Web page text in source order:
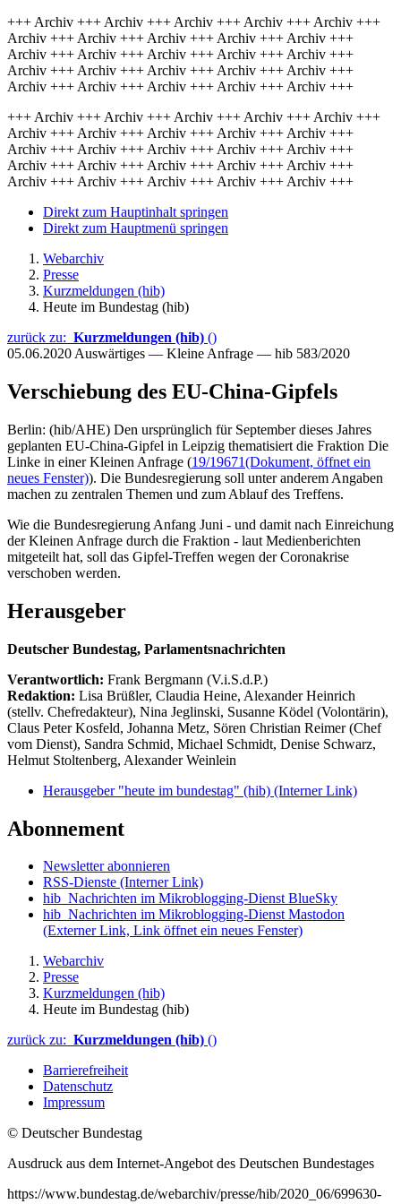
+++ Archiv +++ Archiv +++ Archiv +++ Archiv +++ Archiv +++
Archiv +++ Archiv +++ Archiv +++ Archiv +++ Archiv +++
Archiv +++ Archiv +++ Archiv +++ Archiv +++ Archiv +++
Archiv +++ Archiv +++ Archiv +++ Archiv +++ Archiv +++
Archiv +++ Archiv +++ Archiv +++ Archiv +++ Archiv +++
+++ Archiv +++ Archiv +++ Archiv +++ Archiv +++ Archiv +++
Archiv +++ Archiv +++ Archiv +++ Archiv +++ Archiv +++
Archiv +++ Archiv +++ Archiv +++ Archiv +++ Archiv +++
Archiv +++ Archiv +++ Archiv +++ Archiv +++ Archiv +++
Archiv +++ Archiv +++ Archiv +++ Archiv +++ Archiv +++
Direkt zum Hauptinhalt springen
Direkt zum Hauptmenü springen
Webarchiv
Presse
Kurzmeldungen (hib)
Heute im Bundestag (hib)
zurück zu: Kurzmeldungen (hib) ()
05.06.2020 Auswärtiges — Kleine Anfrage — hib 583/2020
Verschiebung des EU-China-Gipfels
Berlin: (hib/AHE) Den ursprünglich für September dieses Jahres
geplanten EU-China-Gipfel in Leipzig thematisiert die Fraktion Die
Linke in einer Kleinen Anfrage (19/19671(Dokument, öffnet ein
neues Fenster)). Die Bundesregierung soll unter anderem Angaben
machen zu zentralen Themen und zum Ablauf des Treffens.
Wie die Bundesregierung Anfang Juni - und damit nach Einreichung
der Kleinen Anfrage durch die Fraktion - laut Medienberichten
mitgeteilt hat, soll das Gipfel-Treffen wegen der Coronakrise
verschoben werden.
Herausgeber
Deutscher Bundestag, Parlamentsnachrichten
Verantwortlich: Frank Bergmann (V.i.S.d.P.)
Redaktion: Lisa Brüßler, Claudia Heine, Alexander Heinrich
(stellv. Chefredakteur), Nina Jeglinski, Susanne Ködel (Volontärin),
Claus Peter Kosfeld, Johanna Metz, Sören Christian Reimer (Chef
vom Dienst), Sandra Schmid, Michael Schmidt, Denise Schwarz,
Helmut Stoltenberg, Alexander Weinlein
Herausgeber "heute im bundestag" (hib) (Interner Link)
Abonnement
Newsletter abonnieren
RSS-Dienste (Interner Link)
hib_Nachrichten im Mikroblogging-Dienst BlueSky
hib_Nachrichten im Mikroblogging-Dienst Mastodon
(Externer Link, Link öffnet ein neues Fenster)
Webarchiv
Presse
Kurzmeldungen (hib)
Heute im Bundestag (hib)
zurück zu: Kurzmeldungen (hib) ()
Barrierefreiheit
Datenschutz
Impressum
© Deutscher Bundestag
Ausdruck aus dem Internet-Angebot des Deutschen Bundestages
https://www.bundestag.de/webarchiv/presse/hib/2020_06/699630-